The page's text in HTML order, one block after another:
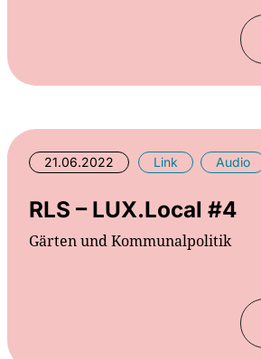
21.06.2022 Link Audio
RLS – LUX.Local #4
Gärten und Kommunalpolitik